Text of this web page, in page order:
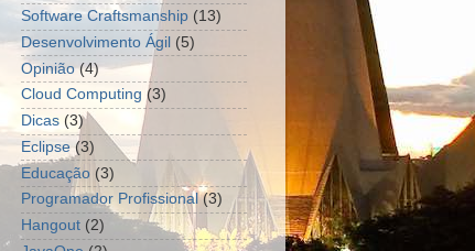
Software Craftsmanship (13)
Desenvolvimento Ágil (5)
Opinião (4)
Cloud Computing (3)
Dicas (3)
Eclipse (3)
Educação (3)
Programador Profissional (3)
Hangout (2)